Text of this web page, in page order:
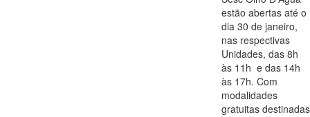
estão abertas até o
dia 30 de janeiro,
nas respectivas
Unidades, das 8h
às 11h e das 14h
às 17h. Com
modalidades
gratuitas destinadas